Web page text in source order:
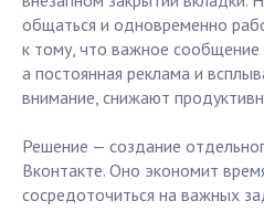
общаться и одновременно
к тому, что важное
а постоянная реклама и
внимание, снижают
Решение — создание
Вконтакте. Оно экономит
сосредоточиться на важных